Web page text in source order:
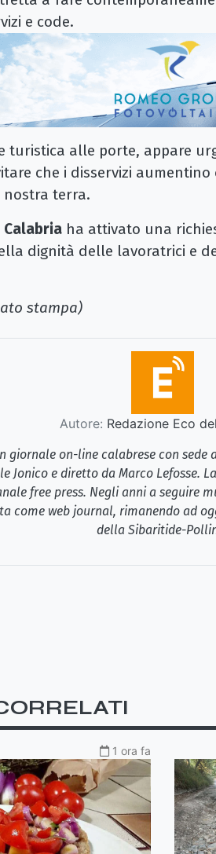
e code.
turistica alle porte, appare
che i disservizi
nostra terra.
Calabria ha attivato una
dignità delle lavoratrici e
stampa)
Autore: Redazione Eco
giornale on-line calabrese con sede
Jonico e diretto da Marco Lefosse.
free press. Negli anni a seguire
come web journal, rimanendo ad
della Sibaritide-
1 ora fa